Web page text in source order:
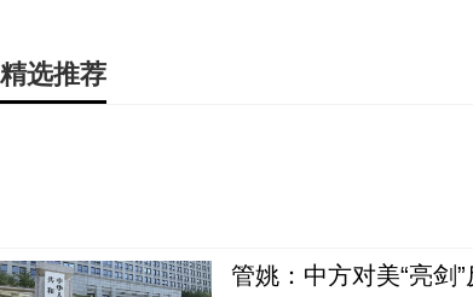
精选推荐
管姚：中方对美“亮剑